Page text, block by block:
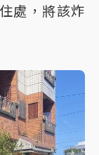
處，將該炸